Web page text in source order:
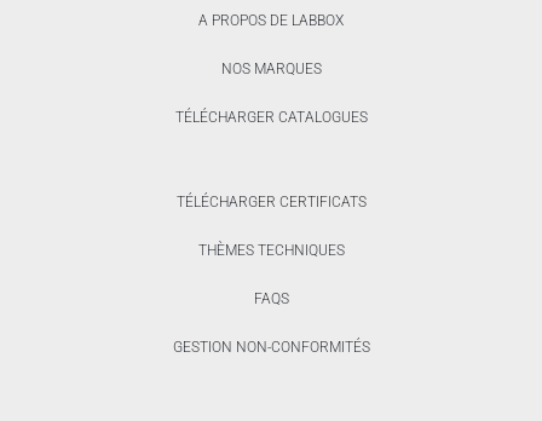
A PROPOS DE LABBOX
NOS MARQUES
TÉLÉCHARGER CATALOGUES
TÉLÉCHARGER CERTIFICATS
THÈMES TECHNIQUES
FAQS
GESTION NON-CONFORMITÉS